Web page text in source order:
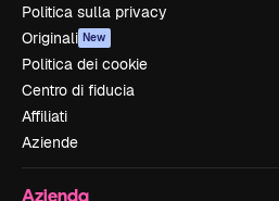
Politica sulla privacy
Originali New
Politica dei cookie
Centro di fiducia
Affiliati
Aziende
Azienda